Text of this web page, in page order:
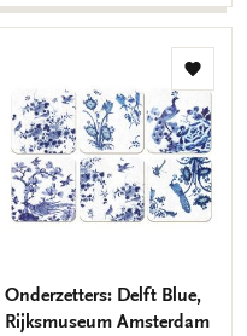
aan
Onderzetters: Delft Blue,
Rijksmuseum Amsterdam